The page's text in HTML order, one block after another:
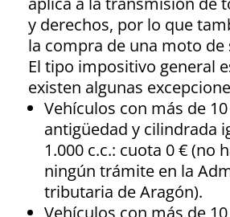
y derechos, por lo que
la compra de una moto de
El tipo impositivo general
existen algunas
Vehículos con más de
antigüedad y cilindrada
1.000 c.c.: cuota 0 € (no
ningún trámite en la
tributaria de Aragón).
Vehículos con más de